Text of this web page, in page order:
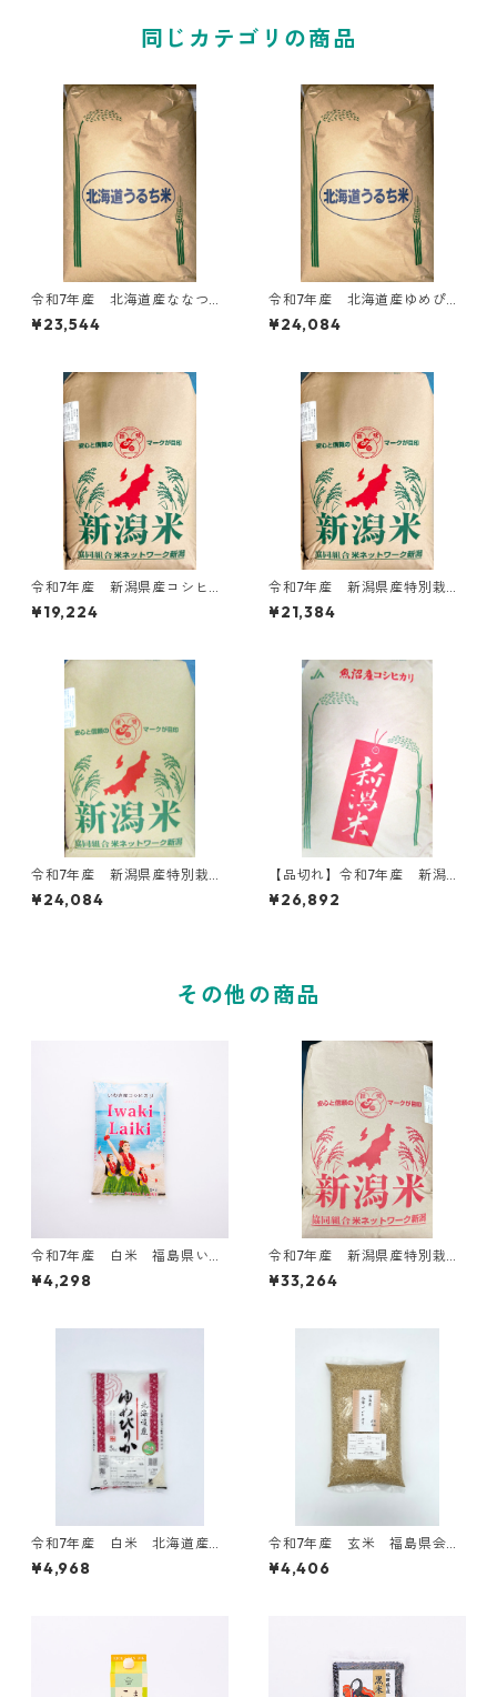
同じカテゴリの商品
令和7年産 北海道産ななつぼ
し30kg玄米
¥23,544
令和7年産 北海道産ゆめぴり
か30kg玄米
¥24,084
令和7年産 新潟県産コシヒカ
リ30kg玄米
¥19,224
令和7年産 新潟県産特別栽培
ミルキークイーン30kg玄米
¥21,384
令和7年産 新潟県産特別栽培
新之助30kg玄米
¥24,084
【品切れ】令和7年産 新潟県
南魚沼産コシヒカリ30kg玄米
¥26,892
その他の商品
令和7年産 白米 福島県いわ
き産コシヒカリ5kg
¥4,298
令和7年産 新潟県産特別栽こ
がねもち30kgもち玄米
¥33,264
令和7年産 白米 北海道産ゆ
めぴりか5kg
¥4,968
令和7年産 玄米 福島県会津
産コシヒカリ5kg
¥4,406